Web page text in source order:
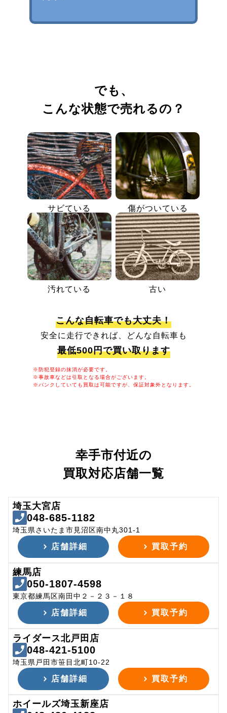
でも、
こんな状態で売れるの？
サビている 傷がついている
汚れている 古い
こんな自転車でも大丈夫！
安全に走行できれば、どんな自転車も
最低500円で買い取ります
※防犯登録の抹消が必要です。
※事故車などは引取となる場合がございます。
※パンクしていても買取は可能ですが、保証対象外となります。
幸手市付近の
買取対応店舗一覧
埼玉大宮店
048-685-1182
埼玉県さいたま市見沼区南中丸301-1
店舗詳細 買取予約
練馬店
050-1807-4598
東京都練馬区南田中２－２３－１８
店舗詳細 買取予約
ライダース北戸田店
048-421-5100
埼玉県戸田市笹目北町10-22
店舗詳細 買取予約
ホイールズ埼玉新座店